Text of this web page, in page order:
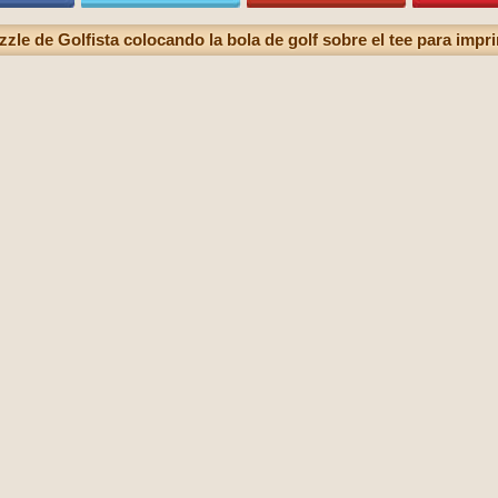
de Golfista colocando la bola de golf sobre el tee para